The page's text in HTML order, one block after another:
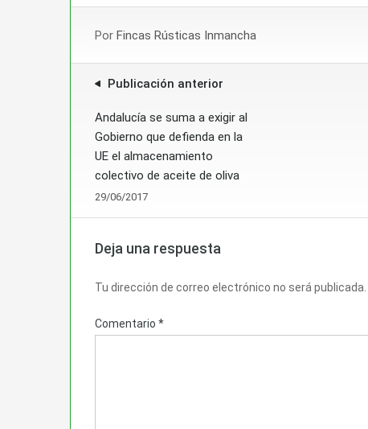
Por Fincas Rústicas Inmancha
Publicación anterior
Andalucía se suma a exigir al
Gobierno que defienda en la
UE el almacenamiento
colectivo de aceite de oliva
29/06/2017
Deja una respuesta
Tu dirección de correo electrónico no será publicada.
Comentario *